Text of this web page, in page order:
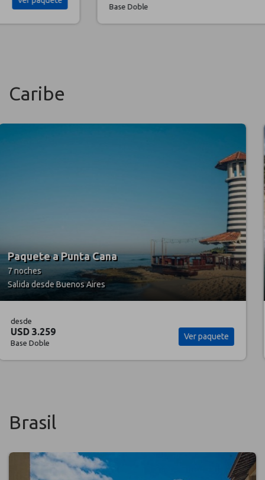
Base Doble
Caribe
Paquete a Punta Cana
7 noches
Salida desde Buenos Aires
desde
USD 3.300
Base Doble
Ver paquete
Brasil